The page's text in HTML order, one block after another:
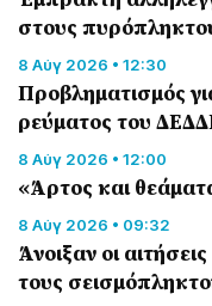
στους
8 Αύγ 2026 • 12:30
Προβληματισμός
ρεύματος του
8 Αύγ 2026 • 12:00
«Άρτος και
8 Αύγ 2026 • 09:32
Άνοιξαν οι
τους